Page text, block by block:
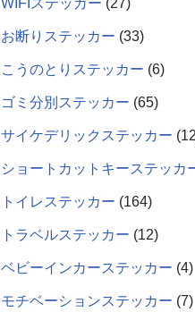
WIFIステッカー 27
お断りステッカー 33
こうのとりステッカー 6
ゴミ分別ステッカー 65
サイケデリックステッカー 12
ショートカットキーステッカ
トイレステッカー 164
トラベルステッカー 12
ベビーインカーステッカー 4
モチベーションステッカー 7